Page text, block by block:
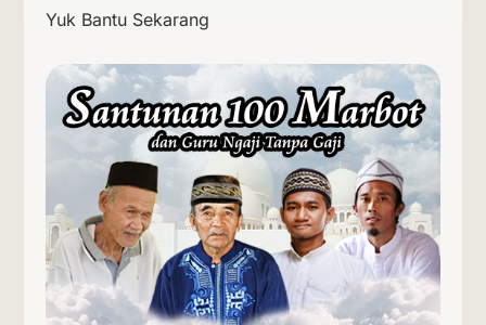
Yuk Bantu Sekarang